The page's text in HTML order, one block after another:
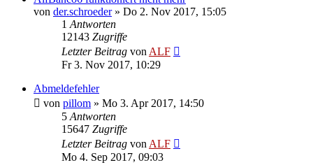
von der.schroeder» Do 2. Nov 2017, 15:05
1 Antworten
12143 Zugriffe
Letzter Beitrag von ALF
Fr 3. Nov 2017, 10:29
Abmeldefehler
von pillom » Mo 3. Apr 2017, 14:50
5 Antworten
15647 Zugriffe
Letzter Beitrag von ALF
Mo 4. Sep 2017, 09:03